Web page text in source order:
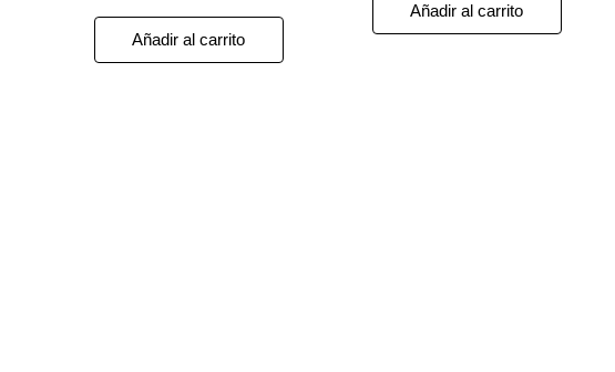
Añadir al carrito
Añadir al carrito